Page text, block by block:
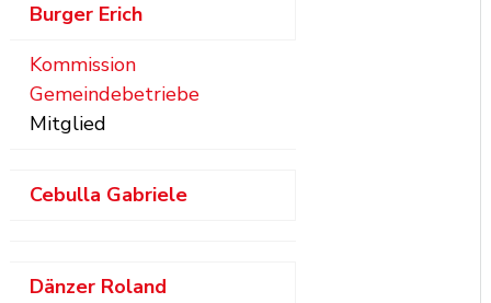
Burger Erich
Kommission
Gemeindebetriebe
Mitglied
Cebulla Gabriele
Dänzer Roland